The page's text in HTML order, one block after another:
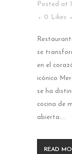
Posted at
0
Likes
se
en el
icónico
se ha
cocina de
abierta....
READ